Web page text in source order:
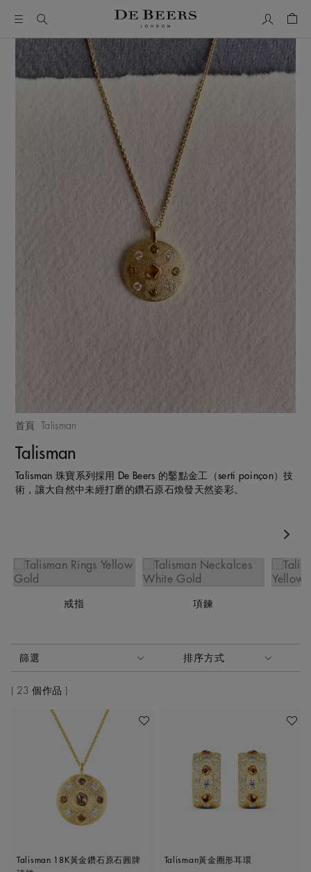
首頁 Talisman
Talisman
Talisman 珠寶系列採用 De Beers 的鑿點金工（serti poinçon）技
術，讓大自然中未經打磨的鑽石原石煥發天然姿彩。
戒指 項鍊
啟動這些部件將導致頁面上的內容更新。
篩選 排序方式
排序方式
23 個作品
加入喜愛清單
Talisman 18K黃金鑽石原石圓牌
加入喜
Talisman黃金圈形耳環